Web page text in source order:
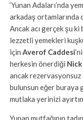
‘Yunan Adaları’nda
arkadaş ortamlarında
Ancak acı gerçek şu
lezzetli yemekleri
için Averof Caddesi
herkesin önerdiği
ancak rezervasyonsuz
bulunsun eğer buraya
mutlaka yerinizi
Yunan mutfağının